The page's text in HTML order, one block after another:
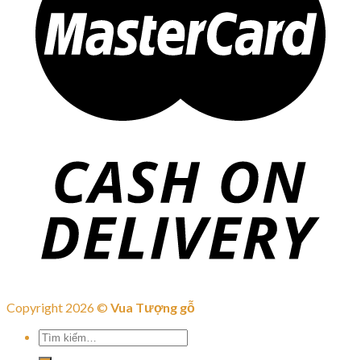
Copyright 2026 © Vua Tượng gỗ
Tìm
kiếm: